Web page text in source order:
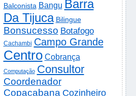
Balconista Bangu Barra
Da Tijuca Bilingue
Bonsucesso Botafogo
Cachambi Campo Grande
Centro Cobrança
Computação Consultor
Coordenador
Copacabana Cozinheiro